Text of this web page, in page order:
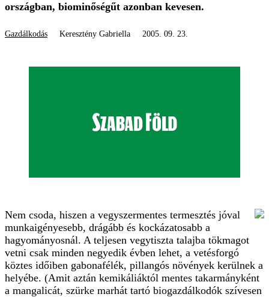
országban, biominőségűt azonban kevesen.
Gazdálkodás Keresztény Gabriella 2005. 09. 23.
Nem csoda, hiszen a vegyszermentes termesztés jóval
munkaigényesebb, drágább és kockázatosabb a
hagyományosnál. A teljesen vegytiszta talajba tökmagot
vetni csak minden negyedik évben lehet, a vetésforgó
köztes időiben gabonafélék, pillangós növények kerülnek a
helyébe. (Amit aztán kemikáliáktól mentes takarmányként
a mangalicát, szürke marhát tartó biogazdálkodók szívesen